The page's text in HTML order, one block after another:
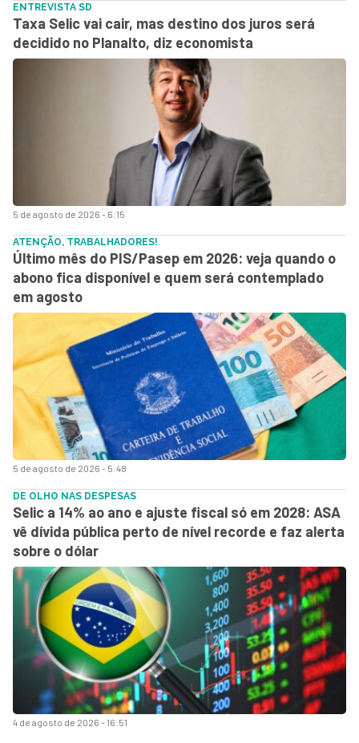
5 de agosto de 2026 - 6:15
ENTREVISTA SD
Taxa Selic vai cair, mas destino dos juros será
decidido no Planalto, diz economista
5 de agosto de 2026 - 5:48
ATENÇÃO, TRABALHADORES!
Último mês do PIS/Pasep em 2026: veja quando o
abono fica disponível e quem será contemplado
em agosto
4 de agosto de 2026 - 16:51
DE OLHO NAS DESPESAS
Selic a 14% ao ano e ajuste fiscal só em 2028: ASA
vê dívida pública perto de nível recorde e faz alerta
sobre o dólar